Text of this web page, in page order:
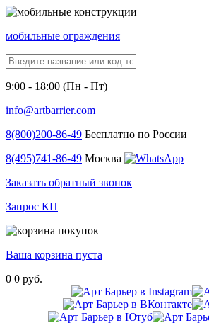
мобильные ограждения
9:00 - 18:00 (Пн - Пт)
info@artbarrier.com
8(800)200-86-49 Бесплатно по России
8(495)741-86-49 Москва
Заказать обратный звонок
Запрос КП
Ваша корзина пуста
0 0 руб.